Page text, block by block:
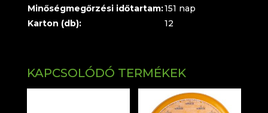
Minőségmegőrzési időtartam:151 nap
Karton (db):
12
KAPCSOLÓDÓ TERMÉKEK